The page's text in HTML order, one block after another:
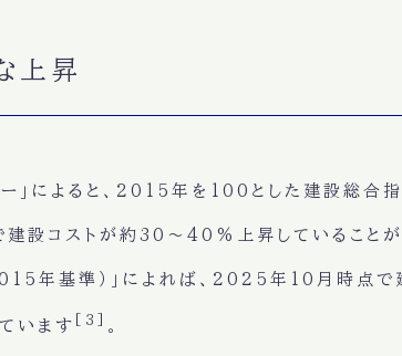
上昇
ー」によると、2015年を100とした建設総
設コストが約30〜40%上昇していることが
年基準）」によれば、2025年10月時点で
います [3] 。